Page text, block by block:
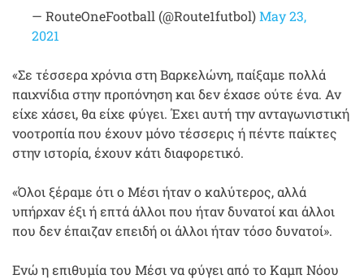
— RouteOneFootball (@Route1futbol)May 23,
2021
«Σε τέσσερα χρόνια στη Βαρκελώνη, παίξαμε πολλά
παιχνίδια στην προπόνηση και δεν έχασε ούτε ένα. Αν
είχε χάσει, θα είχε φύγει. Έχει αυτή την ανταγωνιστική
νοοτροπία που έχουν μόνο τέσσερις ή πέντε παίκτες
στην ιστορία, έχουν κάτι διαφορετικό.
«Όλοι ξέραμε ότι ο Μέσι ήταν ο καλύτερος, αλλά
υπήρχαν έξι ή επτά άλλοι που ήταν δυνατοί και άλλοι
που δεν έπαιζαν επειδή οι άλλοι ήταν τόσο δυνατοί».
Ενώ η επιθυμία του Μέσι να φύγει από το Καμπ Νόου